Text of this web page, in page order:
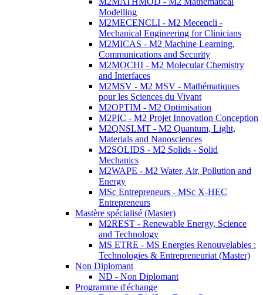
Modelling
M2MECENCLI - M2 Mecencli -
Mechanical Engineering for Clinicians
M2MICAS - M2 Machine Learning,
Communications and Security
M2MOCHI - M2 Molecular Chemistry
and Interfaces
M2MSV - M2 MSV - Mathématiques
pour les Sciences du Vivant
M2OPTIM - M2 Optimisation
M2PIC - M2 Projet Innovation Conception
M2QNSLMT - M2 Quantum, Light,
Materials and Nanosciences
M2SOLIDS - M2 Solids - Solid
Mechanics
M2WAPE - M2 Water, Air, Pollution and
Energy
MSc Entrepreneurs - MSc X-HEC
Entrepreneurs
Mastère spécialisé (Master)
M2REST - Renewable Energy, Science
and Technology
MS ETRE - MS Energies Renouvelables :
Technologies & Entrepreneuriat (Master)
Non Diplomant
ND - Non Diplomant
Programme d'échange